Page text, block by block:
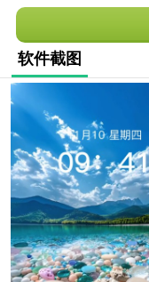
软件截图